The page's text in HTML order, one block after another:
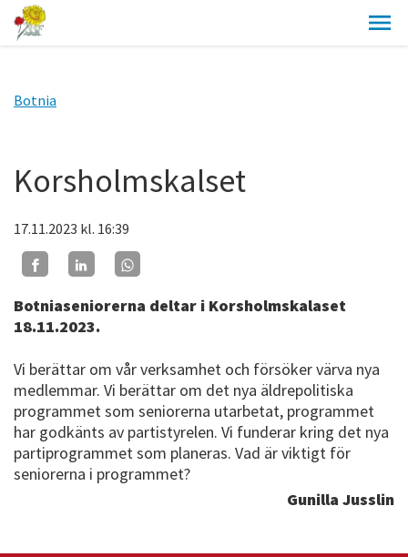
Botnia
Korsholmskalset
17.11.2023 kl. 16:39
Botniaseniorerna deltar i Korsholmskalaset
18.11.2023.
Vi berättar om vår verksamhet och försöker värva nya
medlemmar. Vi berättar om det nya äldrepolitiska
programmet som seniorerna utarbetat, programmet
har godkänts av partistyrelen. Vi funderar kring det nya
partiprogrammet som planeras. Vad är viktigt för
seniorerna i programmet?
Gunilla Jusslin